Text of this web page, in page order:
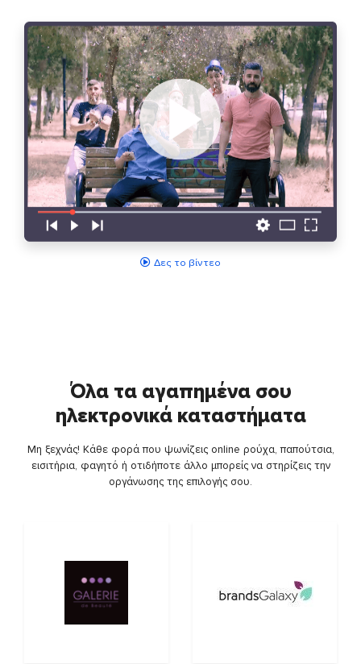
Δες το βίντεο
Όλα τα αγαπημένα σου
ηλεκτρονικά καταστήματα
Μη ξεχνάς! Κάθε φορά που ψωνίζεις online ρούχα, παπούτσια,
εισιτήρια, φαγητό ή οτιδήποτε άλλο μπορείς να στηρίζεις την
οργάνωσης της επιλογής σου.